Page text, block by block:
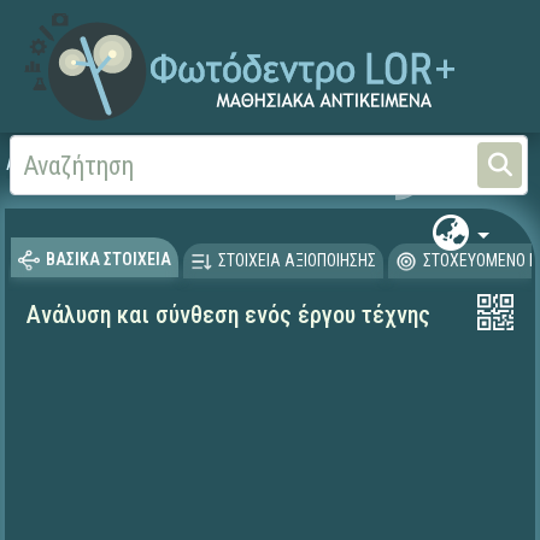
Αρχική
ΒΑΣΙΚΑ ΣΤΟΙΧΕΙΑ ΣΤΟΙΧΕΙΑ ΑΞΙΟΠΟΙΗΣΗΣ ΣΤΟΧΕΥΟΜΕΝΟ
Ανάλυση και σύνθεση ενός έργου τέχνης